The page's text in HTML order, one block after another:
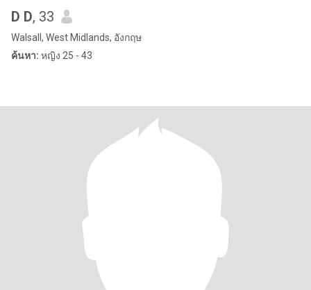
D D, 33
Walsall, West Midlands, อังกฤษ
ค้นหา: หญิง 25 - 43